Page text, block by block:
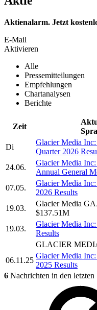
Aktienalarm. Jetzt
E-Mail
Aktivieren
Alle
Pressemitteilungen
Empfehlungen
Chartanalysen
Berichte
Zeit
Di
Glacier Media Inc:
Quarter 2026
24.06.
Glacier Media Inc:
Annual General
07.05.
Glacier Media Inc:
2026 Results
19.03.
Glacier Media
$137.51M
19.03.
Glacier Media Inc:
Results
GLACIER
06.11.25
Glacier Media Inc:
2025 Results
6 Nachrichten in den letzten